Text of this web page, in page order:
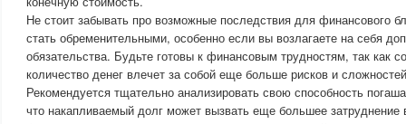
Не стоит забывать про возможные последствия для финансового
стать обременительными, особенно если вы возлагаете на себя
обязательства. Будьте готовы к финансовым трудностям, так как
количество денег влечет за собой еще больше рисков и
Рекомендуется тщательно анализировать свою способность
что накапливаемый долг может вызвать еще большее